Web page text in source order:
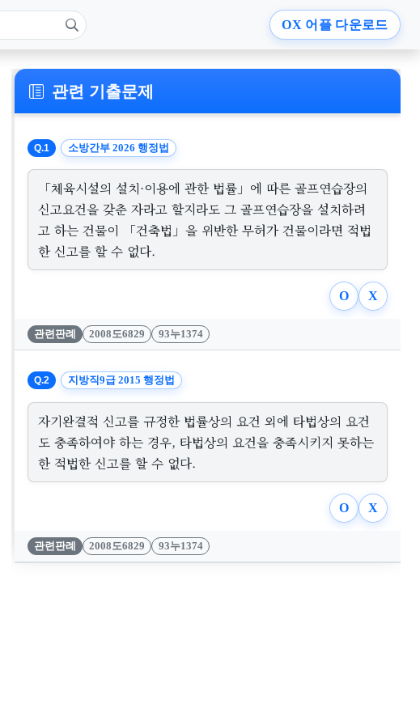
OX 어플 다운로드
관련 기출문제
Q.1 소방간부 2026 행정법
「체육시설의 설치·이용에 관한 법률」에 따른 골프연습장의
신고요건을 갖춘 자라고 할지라도 그 골프연습장을 설치하려
고 하는 건물이 「건축법」을 위반한 무허가 건물이라면 적법
한 신고를 할 수 없다.
O X
관련판례 2008도6829 93누1374
Q.2 지방직9급 2015 행정법
자기완결적 신고를 규정한 법률상의 요건 외에 타법상의 요건
도 충족하여야 하는 경우, 타법상의 요건을 충족시키지 못하는
한 적법한 신고를 할 수 없다.
O X
관련판례 2008도6829 93누1374